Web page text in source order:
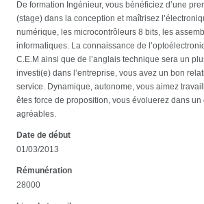
De formation Ingénieur, vous bénéficiez d’une
(stage) dans la conception et maîtrisez
numérique, les microcontrôleurs 8 bits, les
informatiques. La connaissance de
C.E.M ainsi que de l’anglais technique sera un
investi(e) dans l’entreprise, vous avez un bon
service. Dynamique, autonome, vous aimez
êtes force de proposition, vous évoluerez dans
agréables.
Date de début
01/03/2013
Rémunération
28000